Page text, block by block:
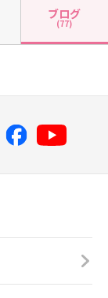
ブログ
(77)